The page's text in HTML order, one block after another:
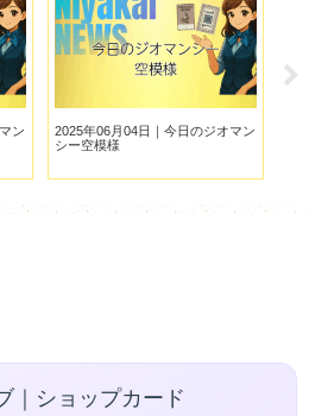
ン
2025年06月04日｜今日のジオマン
シー空模様
｜ショップカード